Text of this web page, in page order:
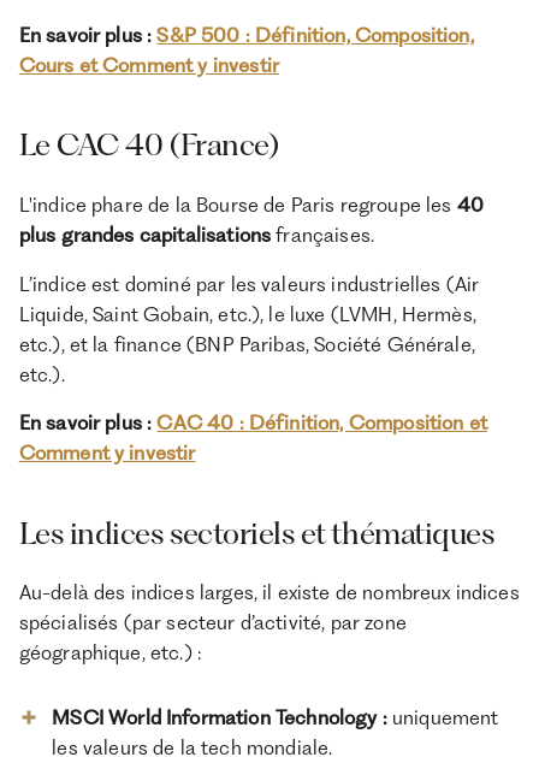
En savoir plus :S&P 500 : Définition, Composition,
Cours et Comment y investir
Le CAC 40 (France)
L'indice phare de la Bourse de Paris regroupe les 40
plus grandes capitalisations françaises.
L’indice est dominé par les valeurs industrielles (Air
Liquide, Saint Gobain, etc.), le luxe (LVMH, Hermès,
etc.), et la finance (BNP Paribas, Société Générale,
etc.).
En savoir plus :CAC 40 : Définition, Composition et
Comment y investir
Les indices sectoriels et thématiques
Au-delà des indices larges, il existe de nombreux indices
spécialisés (par secteur d’activité, par zone
géographique, etc.) :
MSCI World Information Technology : uniquement
les valeurs de la tech mondiale.